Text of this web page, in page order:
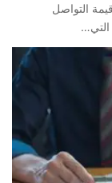
التواصل
التي…